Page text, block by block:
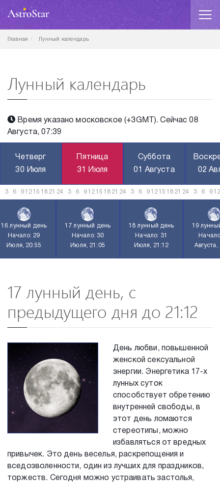
Главная Лунный календарь
Лунный календарь
Время указано московское (+3GMT). Сейчас 08
Августа, 07:39
Четверг
30 Июля
Пятница
31 Июля
Суббота
01 Августа
02
3 6 91215 18 21 24 3 6 91215 18 21 24 3 6 91215 18 21 24 3 6 912
16 лунный день
Начало: 29
Июля, 20:55
17 лунный день
Начало: 30
Июля, 21:05
18 лунный день
Начало: 31
Июля, 21:12
19
Августа,
17 лунный день, с
предыдущего дня до 21:12
День любви, повышенной
женской сексуальной
энергии. Энергетика 17-х
лунных суток
способствует обретению
внутренней свободы, в
этот день ломаются
стереотипы, можно
избавляться от вредных
привычек. Это день веселья, раскрепощения и
вседозволенности, один из лучших для праздников,
торжеств. Сегодня можно устраивать застолья,